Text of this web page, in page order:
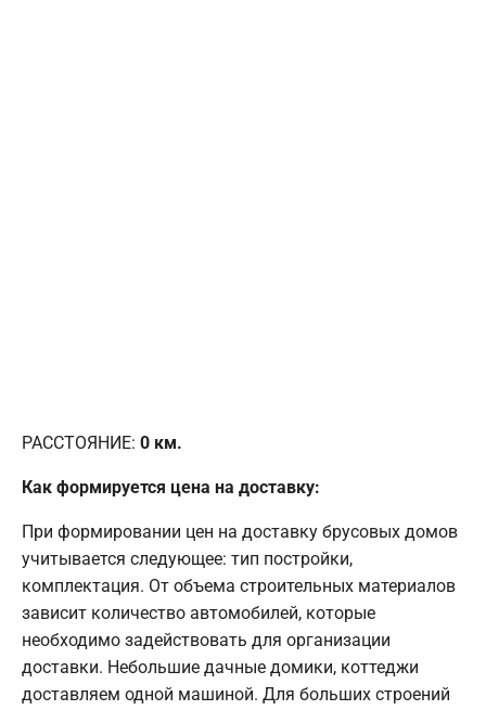
РАССТОЯНИЕ: 0 км.
Как формируется цена на доставку:
При формировании цен на доставку брусовых домов
учитывается следующее: тип постройки,
комплектация. От объема строительных материалов
зависит количество автомобилей, которые
необходимо задействовать для организации
доставки. Небольшие дачные домики, коттеджи
доставляем одной машиной. Для больших строений